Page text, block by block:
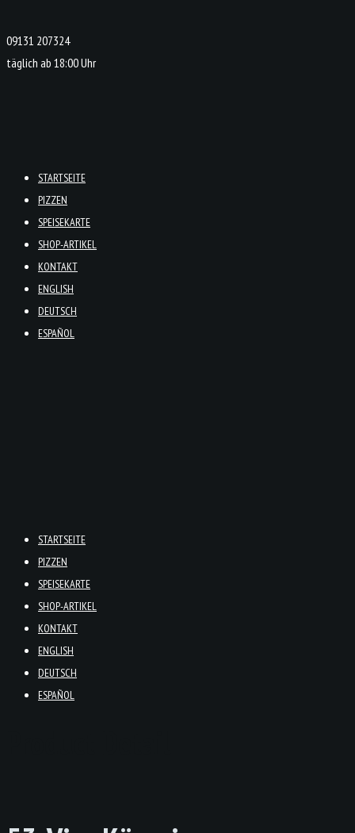
09131 207324
täglich ab 18:00 Uhr
STARTSEITE
PIZZEN
SPEISEKARTE
SHOP-ARTIKEL
KONTAKT
ENGLISH
DEUTSCH
ESPAÑOL
STARTSEITE
PIZZEN
SPEISEKARTE
SHOP-ARTIKEL
KONTAKT
ENGLISH
DEUTSCH
ESPAÑOL